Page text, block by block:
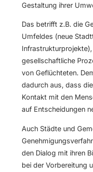
Gestaltung ihrer
Das betrifft z.B. die
Umfeldes (neue
gesellschaftliche
von Geflüchteten.
dadurch aus, dass
Kontakt mit den
auf Entscheidungen
Auch Städte und
den Dialog mit ihren
bei der Vorbereitung